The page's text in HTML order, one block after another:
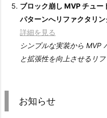
ブロック崩し MVP チュ
パターンへリファクタリ
詳細を見る
シンプルな実装から MVP
と拡張性を向上させるリ
お知らせ